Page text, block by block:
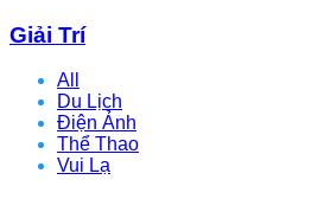
Giải Trí
All
Du Lịch
Điện Ảnh
Thể Thao
Vui Lạ